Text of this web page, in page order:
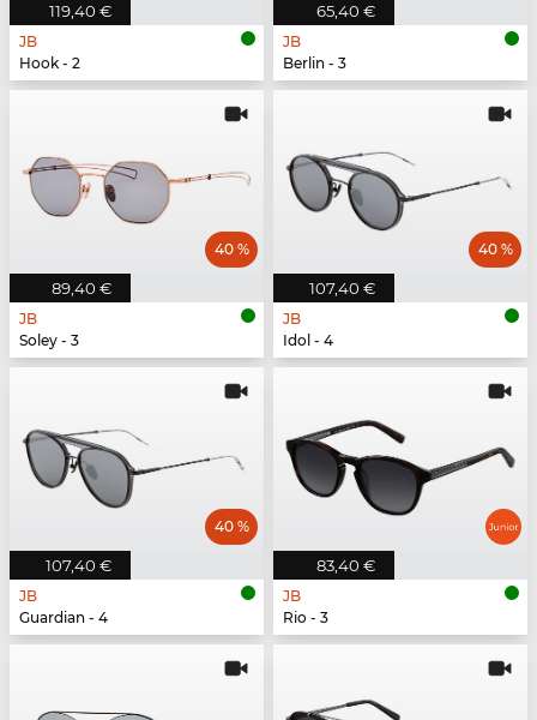
119,40 €
JB
Hook - 2
65,40 €
JB
Berlin - 3
89,40 €
40 %
JB
Soley - 3
107,40 €
40 %
JB
Idol - 4
107,40 €
40 %
JB
Guardian - 4
83,40 €
JB
Rio - 3